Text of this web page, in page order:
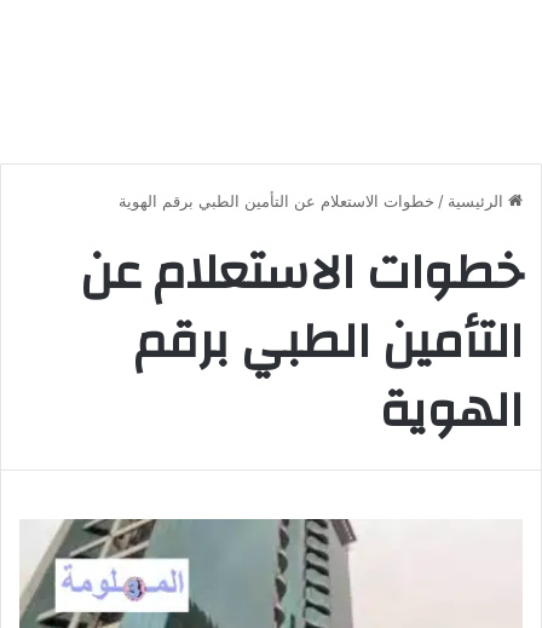
الرئيسية / خطوات الاستعلام عن التأمين الطبي برقم الهوية
خطوات الاستعلام عن
التأمين الطبي برقم
الهوية